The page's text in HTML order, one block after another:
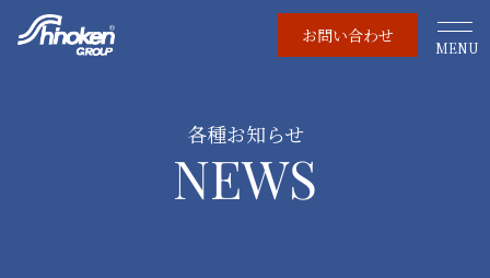
お問い合わせ
MENU
各種お知らせ
NEWS